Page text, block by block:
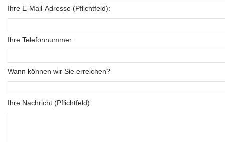
Ihre E-Mail-Adresse (Pflichtfeld):
Ihre Telefonnummer:
Wann können wir Sie erreichen?
Ihre Nachricht (Pflichtfeld):